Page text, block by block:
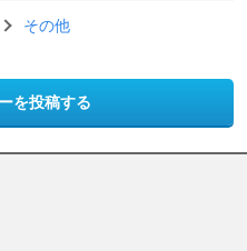
その他
を投稿する